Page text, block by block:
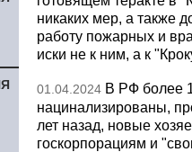
никаких мер, а также
работу пожарных и
иски не к ним, а к
01.04.2024 В РФ более
нацинализированы,
лет назад, новые
госкорпорациям и